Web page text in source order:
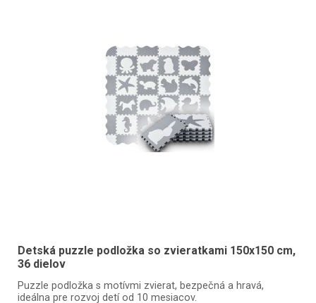
Detská puzzle podložka so zvieratkami 150x150 cm,
36 dielov
Puzzle podložka s motívmi zvierat, bezpečná a hravá,
ideálna pre rozvoj detí od 10 mesiacov.